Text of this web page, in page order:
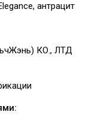
антрацит
КО., ЛТД